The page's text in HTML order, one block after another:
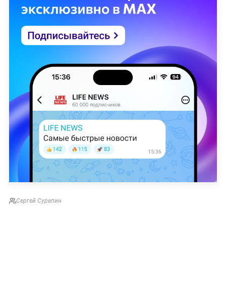
Сергей Сурепин